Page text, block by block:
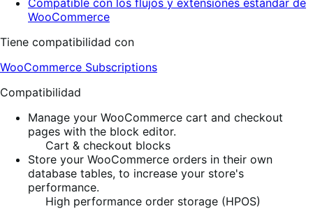
WooCommerce
Tiene compatibilidad con
WooCommerce Subscriptions
Compatibilidad
Manage your WooCommerce cart and checkout
pages with the block editor.
Cart & checkout blocks
Store your WooCommerce orders in their own
database tables, to increase your store's
performance.
High performance order storage (HPOS)